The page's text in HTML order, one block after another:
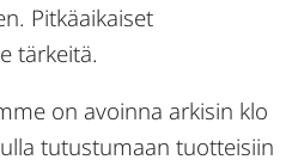
Pitkäaikaiset
tärkeitä.
on avoinna arkisin klo
tutustumaan tuotteisiin